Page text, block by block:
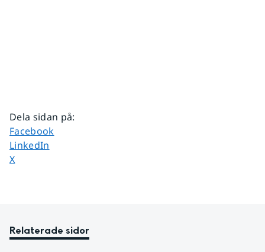
Dela sidan på:
Dela sidan på
Facebook
Dela sidan på
LinkedIn
Dela sidan på
X
Relaterade sidor